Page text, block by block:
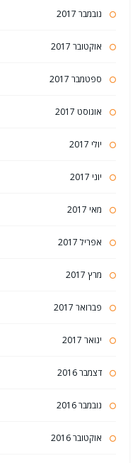
נובמבר 2017
אוקטובר 2017
ספטמבר 2017
אוגוסט 2017
יולי 2017
יוני 2017
מאי 2017
אפריל 2017
מרץ 2017
פברואר 2017
ינואר 2017
דצמבר 2016
נובמבר 2016
אוקטובר 2016